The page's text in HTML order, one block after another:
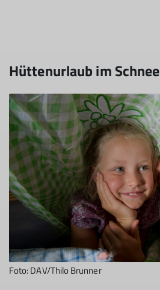
Hüttenurlaub im Schnee
Foto: DAV/Thilo Brunner